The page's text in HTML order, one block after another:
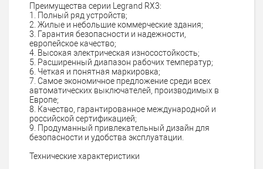
Преимущества серии Legrand RX3:
1. Полный ряд устройств;
2. Жилые и небольшие коммерческие здания;
3. Гарантия безопасности и надежности,
европейское качество;
4. Высокая электрическая износостойкость;
5. Расширенный диапазон рабочих температур;
6. Четкая и понятная маркировка;
7. Самое экономичное предложение среди всех
автоматических выключателей, производимых в
Европе;
8. Качество, гарантированное международной и
российской сертификацией;
9. Продуманный привлекательный дизайн для
безопасности и удобства эксплуатации.
Технические характеристики